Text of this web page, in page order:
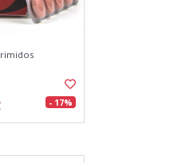
- 17%